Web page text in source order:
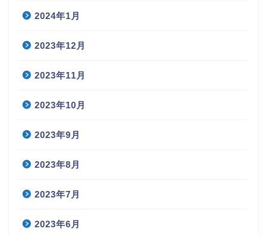
2024年1月
2023年12月
2023年11月
2023年10月
2023年9月
2023年8月
2023年7月
2023年6月